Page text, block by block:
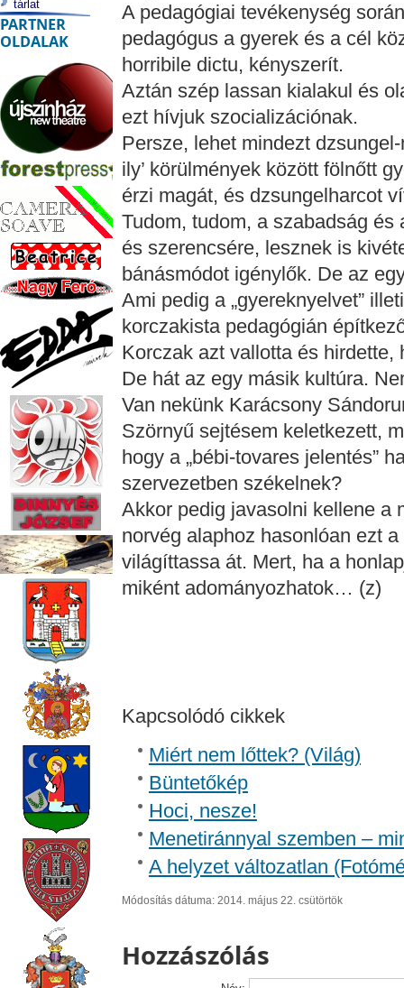
A pedagógiai tevékenység
pedagógus a gyerek és a cél
horribile dictu, kényszerít.
Aztán szép lassan kialakul és
ezt hívjuk szocializációnak.
Persze, lehet mindezt
ily’ körülmények között fölnőtt
érzi magát, és dzsungelharcot
Tudom, tudom, a szabadság
és szerencsére, lesznek is
bánásmódot igénylők. De az
Ami pedig a „gyereknyelvet”
korczakista pedagógián
Korczak azt vallotta és
De hát az egy másik kultúra.
Van nekünk Karácsony
Szörnyű sejtésem keletkezett,
hogy a „bébi-tovares jelentés”
szervezetben székelnek?
Akkor pedig javasolni kellene a
norvég alaphoz hasonlóan ezt
világíttassa át. Mert, ha a
miként adományozhatok… (z)
Kapcsolódó cikkek
Miért nem lőttek? (Világ)
Büntetőkép
Hoci, nesze!
Menetiránnyal szemben –
A helyzet változatlan
Módosítás dátuma: 2014. május 22. csütörtök
Hozzászólás
tárlat
PARTNER
OLDALAK